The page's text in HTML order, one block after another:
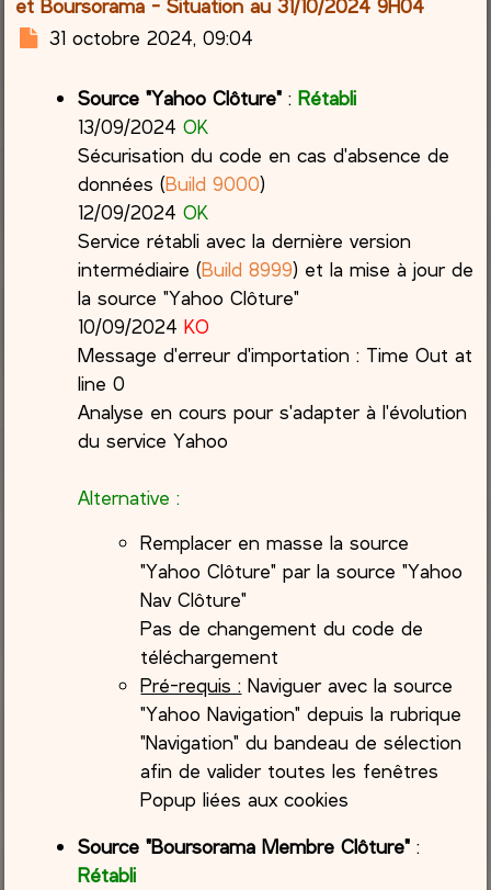
et Boursorama - Situation au 31/10/2024 9H04
M
31 octobre 2024, 09:04
Source "Yahoo Clôture" :Rétabli
13/09/2024OK
Sécurisation du code en cas d'absence de
données (Build 9000)
12/09/2024OK
Service rétabli avec la dernière version
intermédiaire (Build 8999) et la mise à jour de
la source "Yahoo Clôture"
10/09/2024KO
Message d'erreur d'importation : Time Out at
line 0
Analyse en cours pour s'adapter à l'évolution
du service Yahoo
Alternative :
Remplacer en masse la source
"Yahoo Clôture" par la source "Yahoo
Nav Clôture"
Pas de changement du code de
téléchargement
Pré-requis : Naviguer avec la source
"Yahoo Navigation" depuis la rubrique
"Navigation" du bandeau de sélection
afin de valider toutes les fenêtres
Popup liées aux cookies
Source "Boursorama Membre Clôture" :
Rétabli